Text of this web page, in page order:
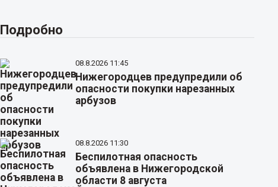
Подробно
08.8.2026 11:45
Нижегородцев предупредили об
опасности покупки нарезанных
арбузов
08.8.2026 11:30
Беспилотная опасность
объявлена в Нижегородской
области 8 августа